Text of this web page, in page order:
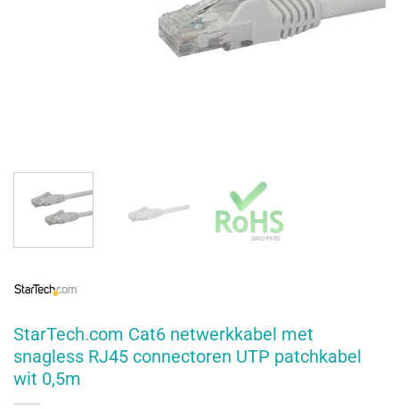
StarTech.com Cat6 netwerkkabel met
snagless RJ45 connectoren UTP patchkabel
wit 0,5m